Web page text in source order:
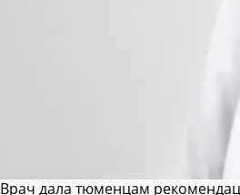
Врач дала тюменцам